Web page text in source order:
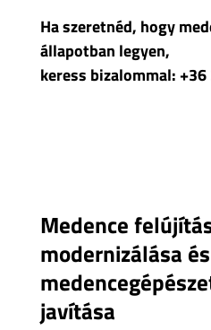
Ha szeretnéd, hogy
állapotban legyen,
keress bizalommal:
Medence
modernizálása és
javítása